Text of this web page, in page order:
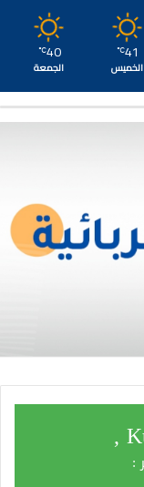
41
℃
الخميس
40
℃
الجمعة